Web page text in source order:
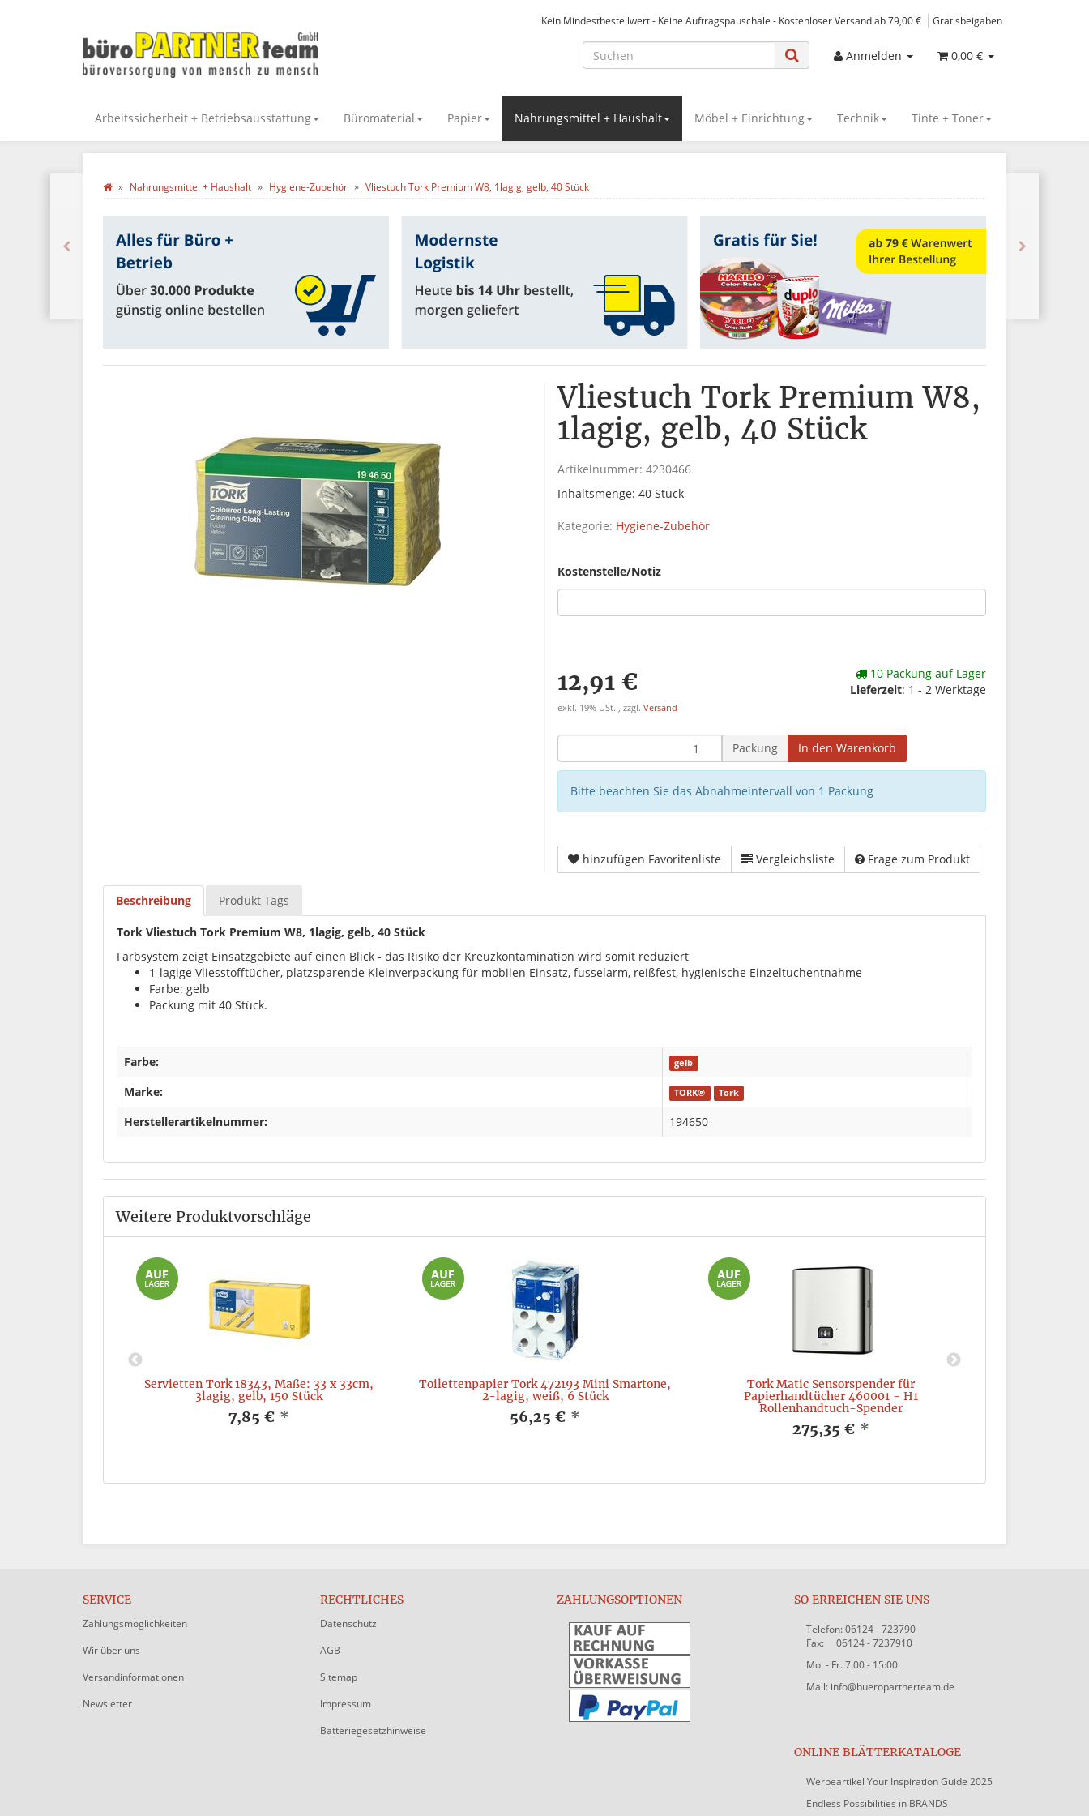
Kein Mindestbestellwert - Keine Auftragspauschale - Kostenloser Versand ab 79,00 € Gratisbeigaben
Anmelden 0,00 €
Arbeitssicherheit + Betriebsausstattung Büromaterial Papier Nahrungsmittel + Haushalt Möbel + Einrichtung Technik Tinte + Toner
Nahrungsmittel + Haushalt Hygiene-Zubehör Vliestuch Tork Premium W8, 1lagig, gelb, 40 Stück
Vliestuch Tork Premium W8,
1lagig, gelb, 40 Stück
Artikelnummer: 4230466
Inhaltsmenge: 40 Stück
Kategorie: Hygiene-Zubehör
Kostenstelle/Notiz
12,91 €
exkl. 19% USt. , zzgl. Versand
10 Packung auf Lager
Lieferzeit: 1 - 2 Werktage
Packung In den Warenkorb
Bitte beachten Sie das Abnahmeintervall von 1 Packung
hinzufügen Favoritenliste Vergleichsliste Frage zum Produkt
Beschreibung Produkt Tags
Tork Vliestuch Tork Premium W8, 1lagig, gelb, 40 Stück
Farbsystem zeigt Einsatzgebiete auf einen Blick - das Risiko der Kreuzkontamination wird somit reduziert
1-lagige Vliesstofftücher, platzsparende Kleinverpackung für mobilen Einsatz, fusselarm, reißfest, hygienische Einzeltuchentnahme
Farbe: gelb
Packung mit 40 Stück.
Farbe: gelb
Marke: TORK® Tork
Herstellerartikelnummer: 194650
Weitere Produktvorschläge
Servietten Tork 18343, Maße: 33 x 33cm,
3lagig, gelb, 150 Stück
7,85 € *
Toilettenpapier Tork 472193 Mini Smartone,
2-lagig, weiß, 6 Stück
56,25 € *
Tork Matic Sensorspender für
Papierhandtücher 460001 - H1
Rollenhandtuch-Spender
275,35 € *
SERVICE
Zahlungsmöglichkeiten
Wir über uns
Versandinformationen
Newsletter
RECHTLICHES
Datenschutz
AGB
Sitemap
Impressum
Batteriegesetzhinweise
ZAHLUNGSOPTIONEN SO ERREICHEN SIE UNS
Telefon: 06124 - 723790
Fax: 06124 - 7237910
Mo. - Fr. 7:00 - 15:00
Mail: info@bueropartnerteam.de
ONLINE BLÄTTERKATALOGE
Werbeartikel Your Inspiration Guide 2025
Endless Possibilities in BRANDS